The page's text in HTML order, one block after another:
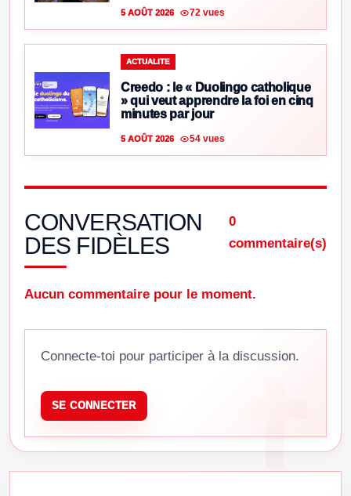
5 AOÛT 2026 72 vues
ACTUALITE
Creedo : le « Duolingo catholique
» qui veut apprendre la foi en cinq
minutes par jour
5 AOÛT 2026 54 vues
CONVERSATION
DES FIDÈLES
0
commentaire(s)
Aucun commentaire pour le moment.
Connecte-toi pour participer à la discussion.
SE CONNECTER